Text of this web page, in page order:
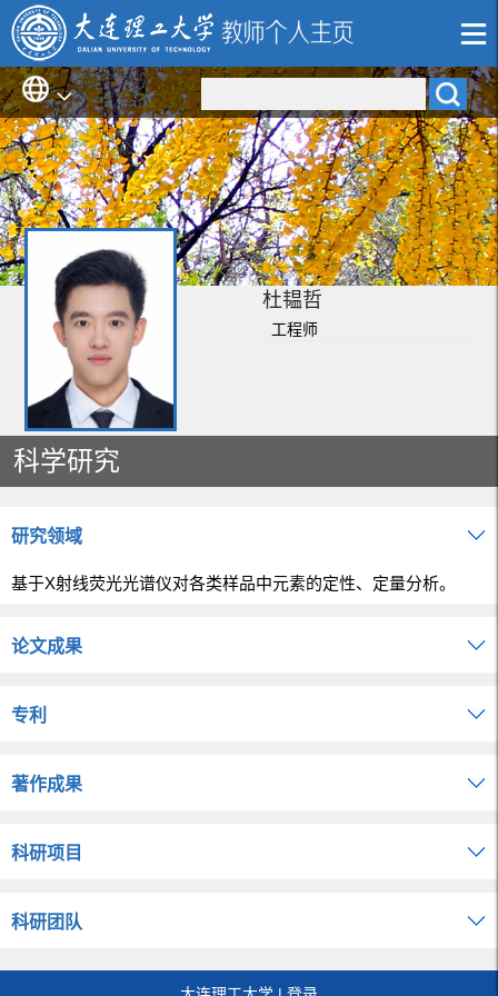
杜韫哲
工程师
科学研究
研究领域
基于X射线荧光光谱仪对各类样品中元素的定性、定量分析。
论文成果
专利
著作成果
科研项目
科研团队